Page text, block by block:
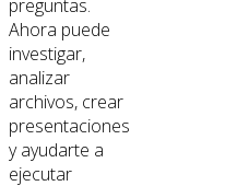
preguntas.
Ahora puede
investigar,
analizar
archivos, crear
presentaciones
y ayudarte a
ejecutar